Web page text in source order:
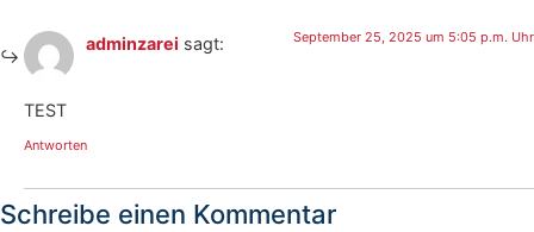
adminzarei sagt: September 25, 2025 um 5:05 p.m. Uhr
TEST
Antworten
Schreibe einen Kommentar